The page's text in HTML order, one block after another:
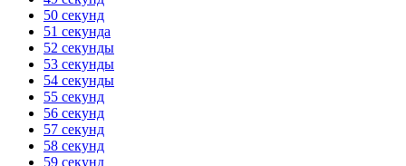
50 секунд
51 секунда
52 секунды
53 секунды
54 секунды
55 секунд
56 секунд
57 секунд
58 секунд
59 секунд